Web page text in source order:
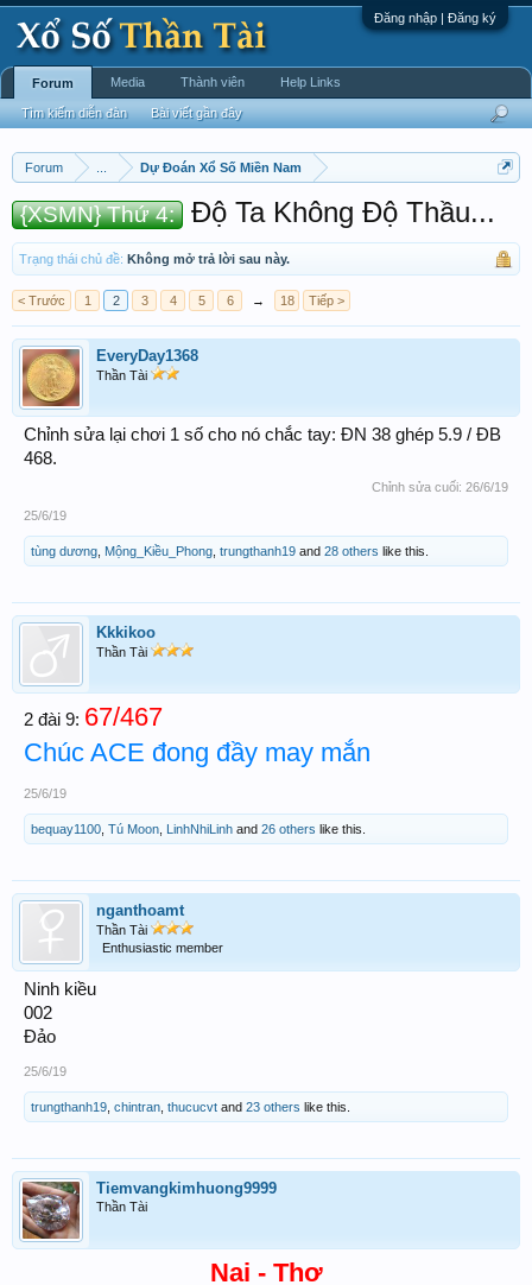
Đăng nhập | Đăng ký
Forum Dự Đoán Xổ Số Miền Nam
{XSMN} Thứ 4: Độ Ta Không Độ Thầu...
Trạng thái chủ đề: Không mở trả lời sau này.
< Trước 1 2 3 4 5 6 → 18 Tiếp >
EveryDay1368
Thần Tài
Chỉnh sửa lại chơi 1 số cho nó chắc tay: ĐN 38 ghép 5.9 / ĐB
468.
Chỉnh sửa cuối: 26/6/19
25/6/19
tùng dương Mộng_Kiều_Phong trungthanh19 and 28 others like this.
Kkkikoo
Thần Tài
2 đài 9: 67/467
Chúc ACE đong đầy may mắn
25/6/19
bequay1100 Tú Moon LinhNhiLinh and 26 others like this.
nganthoamt
Thần Tài
Enthusiastic member
Ninh kiều
002
Đảo
25/6/19
trungthanh19 chintran thucucvt and 23 others like this.
Tiemvangkimhuong9999
Thần Tài
Nai - Thơ
Forum
Tìm kiếm diễn đàn Bài viết gần đây
Media Thành viên Help Links